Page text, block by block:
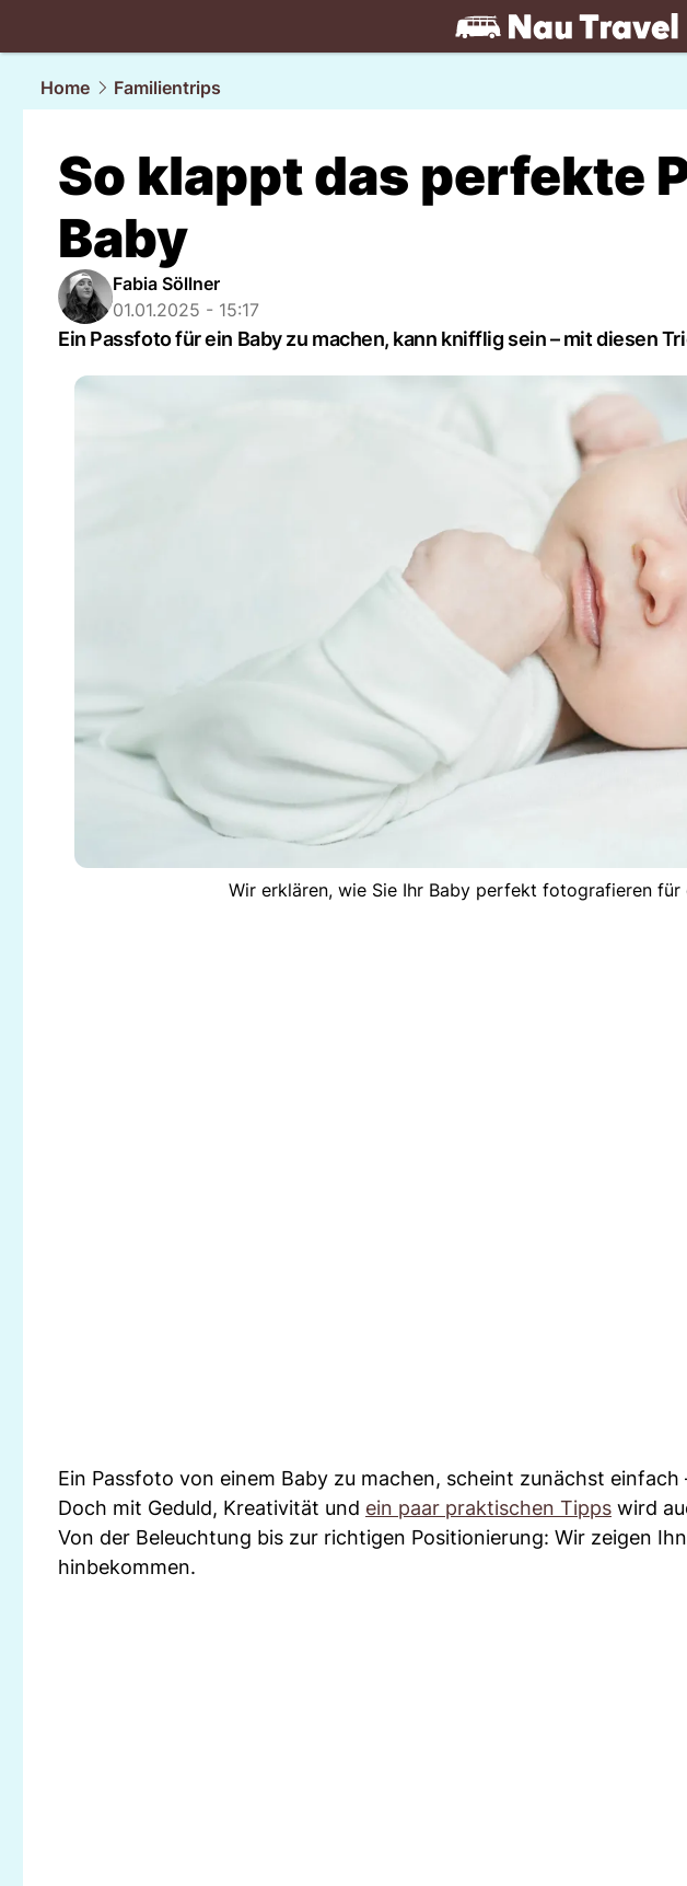
travel.NAU.ch
Home
Familientrips
So klappt das perfekte
Baby
Fabia Söllner
01.01.2025 - 15:17
Ein Passfoto für ein Baby zu machen, kann knifflig sein – mit diesen
Wir erklären, wie Sie Ihr Baby perfekt fotografieren
Ein Passfoto von einem Baby zu machen, scheint zunächst
Doch mit Geduld, Kreativität und ein paar praktischen Tipps wird
Von der Beleuchtung bis zur richtigen Positionierung: Wir zeigen
hinbekommen.